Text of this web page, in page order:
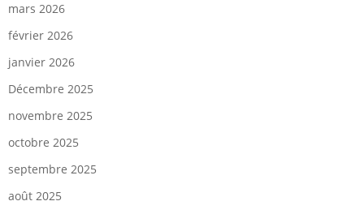
mars 2026
février 2026
janvier 2026
Décembre 2025
novembre 2025
octobre 2025
septembre 2025
août 2025